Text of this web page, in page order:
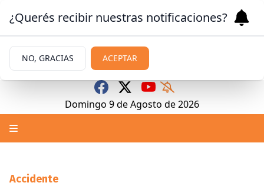
Domingo 9deAgosto de 2026
Accidente
¿Querés recibir nuestras notificaciones?
NO, GRACIAS ACEPTAR